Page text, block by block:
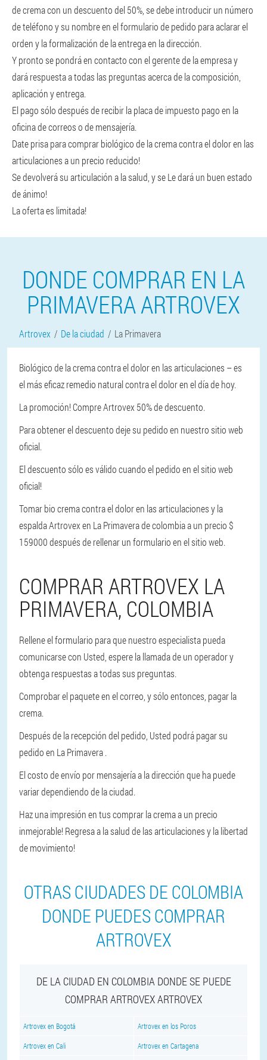
de crema con un descuento del 50%, se debe introducir un número
de teléfono y su nombre en el formulario de pedido para aclarar el
orden y la formalización de la entrega en la dirección.
Y pronto se pondrá en contacto con el gerente de la empresa y
dará respuesta a todas las preguntas acerca de la composición,
aplicación y entrega.
El pago sólo después de recibir la placa de impuesto pago en la
oficina de correos o de mensajería.
Date prisa para comprar biológico de la crema contra el dolor en las
articulaciones a un precio reducido!
Se devolverá su articulación a la salud, y se Le dará un buen estado
de ánimo!
La oferta es limitada!
DONDE COMPRAR EN LA
PRIMAVERA ARTROVEX
Artrovex De la ciudad La Primavera
Biológico de la crema contra el dolor en las articulaciones – es
el más eficaz remedio natural contra el dolor en el día de hoy.
La promoción! Compre Artrovex 50% de descuento.
Para obtener el descuento deje su pedido en nuestro sitio web
oficial.
El descuento sólo es válido cuando el pedido en el sitio web
oficial!
Tomar bio crema contra el dolor en las articulaciones y la
espalda Artrovex en La Primavera de colombia a un precio $
159000 después de rellenar un formulario en el sitio web.
COMPRAR ARTROVEX LA
PRIMAVERA, COLOMBIA
Rellene el formulario para que nuestro especialista pueda
comunicarse con Usted, espere la llamada de un operador y
obtenga respuestas a todas sus preguntas.
Comprobar el paquete en el correo, y sólo entonces, pagar la
crema.
Después de la recepción del pedido, Usted podrá pagar su
pedido en La Primavera .
El costo de envío por mensajería a la dirección que ha puede
variar dependiendo de la ciudad.
Haz una impresión en tus comprar la crema a un precio
inmejorable! Regresa a la salud de las articulaciones y la libertad
de movimiento!
OTRAS CIUDADES DE COLOMBIA
DONDE PUEDES COMPRAR
ARTROVEX
DE LA CIUDAD EN COLOMBIA DONDE SE PUEDE
COMPRAR ARTROVEX ARTROVEX
Artrovex en Bogotá Artrovex en los Poros
Artrovex en Cali Artrovex en Cartagena